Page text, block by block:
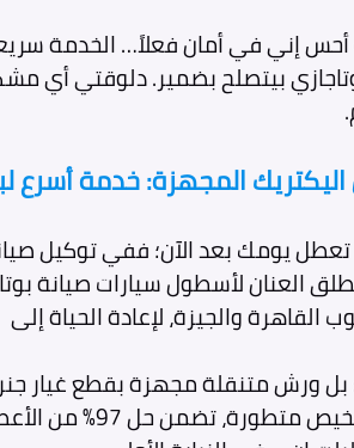
أحس إني في أمان فعلاً… الخدمة
بيتصلح بضمير. دلوقتي أي
اليكتريك المجهزة: خدمة أسرع
تعطل يومك بعد الآن؛ ففي توكيل
العنان لأسطول سيارات صيانة
القاهرة والجيزة، لإعادة الحياة إلى
بل ورش متنقلة مجهزة بقطع غيار
اليكتريك أصلية 100%، وأدوات تشخيص